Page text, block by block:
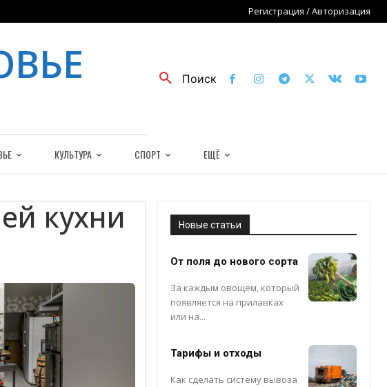
Регистрация / Авторизация
Поиск
КУЛЬТУРА СПОРТ ЕЩЁ
кухни Новые статьи
От поля до нового сорта
За каждым овощем, который
появляется на прилавках
или на...
Тарифы и отходы
Как сделать систему вывоза